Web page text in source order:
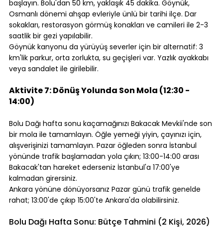
başlayın. Bolu'dan 50 km, yaklaşık 45 dakika. Göynük,
Osmanlı dönemi ahşap evleriyle ünlü bir tarihi ilçe. Dar
sokakları, restorasyon görmüş konakları ve camileri ile 2-3
saatlik bir gezi yapılabilir.
Göynük kanyonu da yürüyüş severler için bir alternatif: 3
km'lik parkur, orta zorlukta, su geçişleri var. Yazlık ayakkabı
veya sandalet ile girilebilir.
Aktivite 7: Dönüş Yolunda Son Mola (12:30 -
14:00)
Bolu Dağı hafta sonu kaçamağınızı Bakacak Mevkii'nde son
bir mola ile tamamlayın. Öğle yemeği yiyin, çayınızı için,
alışverişinizi tamamlayın. Pazar öğleden sonra İstanbul
yönünde trafik başlamadan yola çıkın; 13:00-14:00 arası
Bakacak'tan hareket ederseniz İstanbul'a 17:00'ye
kalmadan girersiniz.
Ankara yönüne dönüyorsanız Pazar günü trafik genelde
rahat; 13:00'de çıkıp 15:00'te Ankara'da olabilirsiniz.
Bolu Dağı Hafta Sonu: Bütçe Tahmini (2 Kişi, 2026)